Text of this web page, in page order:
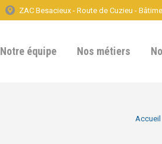
ZAC Besacieux - Route de Cuzieu -
Notre équipe Nos métiers
Vous
Accueil